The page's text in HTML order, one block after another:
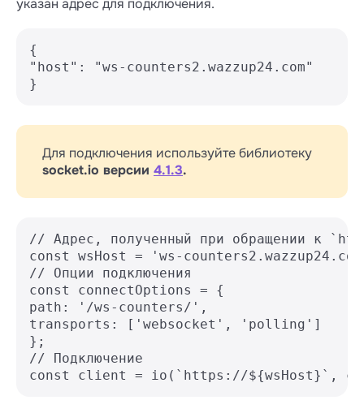
указан адрес для подключения.
{
"host": "ws-counters2.wazzup24.com"
}
Для подключения используйте библиотеку
socket.io версии 4.1.3.
// Адрес, полученный при обращении к
const wsHost = 'ws-
// Опции подключения
const connectOptions = {
path: '/ws-counters/',
transports: ['websocket', 'polling']
};
// Подключение
const client = io(`https://${wsHost}`,